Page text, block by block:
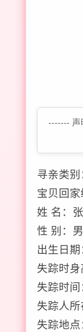
------- 声
寻亲类别
宝贝回
姓 名：
性 别：男
出生日
失踪时
失踪时
失踪人
失踪地